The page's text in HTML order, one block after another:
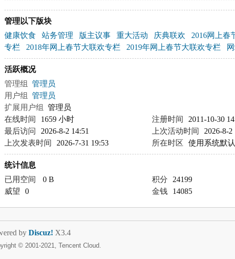
管理以下版块
健康饮食
站务管理 版主议事 重大活动 庆典联欢 2016网上春
专栏
2018年网上春节大联欢专栏 2019年网上春节大联欢专栏
活跃概况
管理组 管理员
用户组 管理员
扩展用户组 管理员
在线时间
1659 小时 注册时间
2011-10-30
最后访问
2026-8-2 14:51 上次活动时间
2026-8-2
上次发表时间
2026-7-31 19:53 所在时区 使用系统默认
统计信息
已用空间
0 B 积分
24199
威望
0 金钱 14085
by Discuz! X3.4
© 2001-2021, Tencent Cloud.